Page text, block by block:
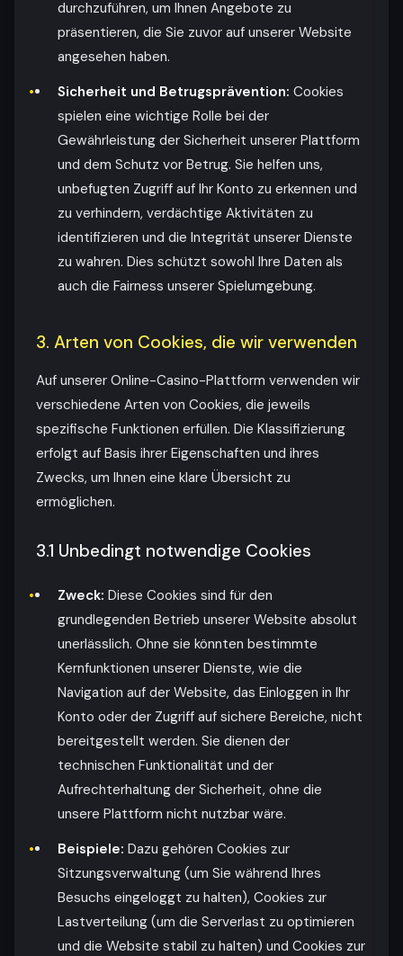
durchzuführen, um Ihnen Angebote zu
präsentieren, die Sie zuvor auf unserer Website
angesehen haben.
Sicherheit und Betrugsprävention: Cookies
spielen eine wichtige Rolle bei der
Gewährleistung der Sicherheit unserer Plattform
und dem Schutz vor Betrug. Sie helfen uns,
unbefugten Zugriff auf Ihr Konto zu erkennen und
zu verhindern, verdächtige Aktivitäten zu
identifizieren und die Integrität unserer Dienste
zu wahren. Dies schützt sowohl Ihre Daten als
auch die Fairness unserer Spielumgebung.
3. Arten von Cookies, die wir verwenden
Auf unserer Online-Casino-Plattform verwenden wir
verschiedene Arten von Cookies, die jeweils
spezifische Funktionen erfüllen. Die Klassifizierung
erfolgt auf Basis ihrer Eigenschaften und ihres
Zwecks, um Ihnen eine klare Übersicht zu
ermöglichen.
3.1 Unbedingt notwendige Cookies
Zweck: Diese Cookies sind für den
grundlegenden Betrieb unserer Website absolut
unerlässlich. Ohne sie könnten bestimmte
Kernfunktionen unserer Dienste, wie die
Navigation auf der Website, das Einloggen in Ihr
Konto oder der Zugriff auf sichere Bereiche, nicht
bereitgestellt werden. Sie dienen der
technischen Funktionalität und der
Aufrechterhaltung der Sicherheit, ohne die
unsere Plattform nicht nutzbar wäre.
Beispiele: Dazu gehören Cookies zur
Sitzungsverwaltung (um Sie während Ihres
Besuchs eingeloggt zu halten), Cookies zur
Lastverteilung (um die Serverlast zu optimieren
und die Website stabil zu halten) und Cookies zur